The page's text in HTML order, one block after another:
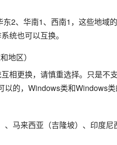
2、华南1、西南1，这些地域
统也可以互换。
地区）
相更换，请慎重选择。只是不
的，Windows类和Windows
马来西亚（吉隆坡）、印度尼